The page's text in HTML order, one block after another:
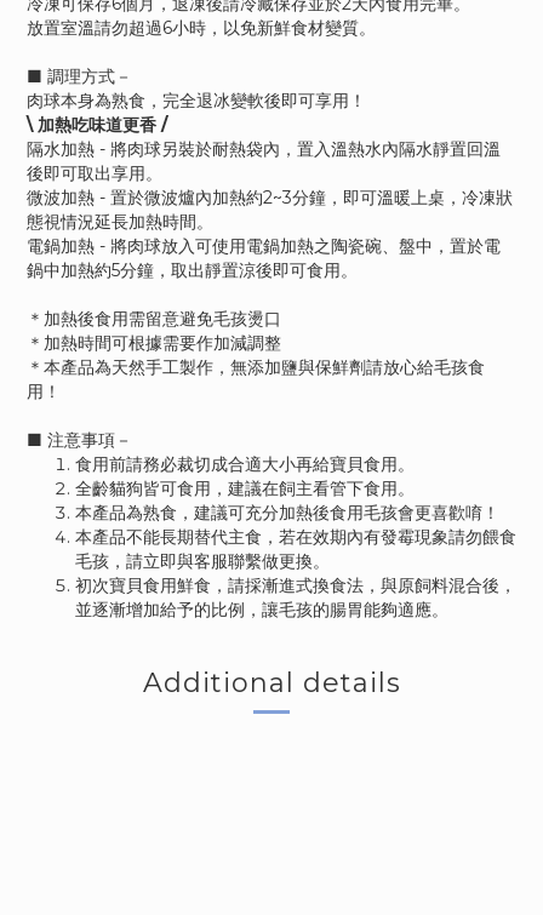
放置室溫請勿超過6小時，以免新鮮食材變質。
■ 調理方式－
肉球本身為熟食，完全退冰變軟後即可享用！
\ 加熱吃味道更香 /
隔水加熱 - 將肉球另裝於耐熱袋內，置入溫熱水內隔水靜置回溫
後即可取出享用。
微波加熱 - 置於微波爐內加熱約2~3分鐘，即可溫暖上桌，冷凍狀
態視情況延長加熱時間。
電鍋加熱 - 將肉球放入可使用電鍋加熱之陶瓷碗、盤中，置於電
鍋中加熱約5分鐘，取出靜置涼後即可食用。
＊加熱後食用需留意避免毛孩燙口
＊加熱時間可根據需要作加減調整
＊本產品為天然手工製作，無添加鹽與保鮮劑請放心給毛孩食
用！
■ 注意事項－
食用前請務必裁切成合適大小再給寶貝食用。
全齡貓狗皆可食用，建議在飼主看管下食用。
本產品為熟食，建議可充分加熱後食用毛孩會更喜歡唷！
本產品不能長期替代主食，若在效期內有發霉現象請勿餵食
毛孩，請立即與客服聯繫做更換。
初次寶貝食用鮮食，請採漸進式換食法，與原飼料混合後，
並逐漸增加給予的比例，讓毛孩的腸胃能夠適應。
Additional details